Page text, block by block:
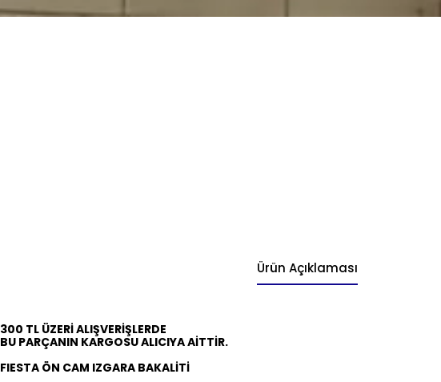
Ürün Açıklaması
300 TL ÜZERİ ALIŞVERİŞLERDE
BU PARÇANIN KARGOSU ALICIYA AİTTİR.
FIESTA ÖN CAM IZGARA BAKALİTİ